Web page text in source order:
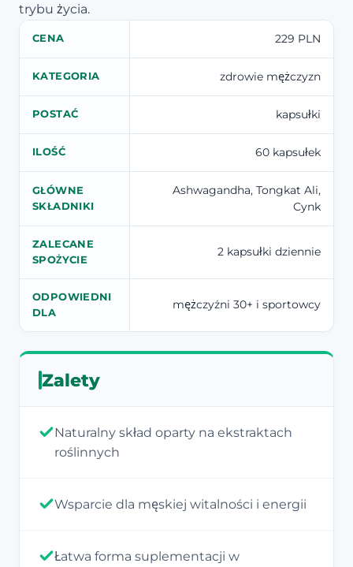
trybu życia.
CENA 229 PLN
KATEGORIA zdrowie mężczyzn
POSTAĆ kapsułki
ILOŚĆ 60 kapsułek
GŁÓWNE
SKŁADNIKI
Ashwagandha, Tongkat Ali,
Cynk
ZALECANE
SPOŻYCIE
2 kapsułki dziennie
ODPOWIEDNI
DLA
mężczyźni 30+ i sportowcy
Zalety
Naturalny skład oparty na ekstraktach
roślinnych
Wsparcie dla męskiej witalności i energii
Łatwa forma suplementacji w